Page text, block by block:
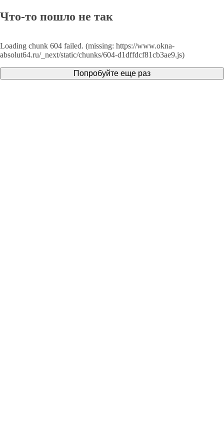
Что-то пошло не так
Loading chunk 604 failed. (missing: https://www.okna-
absolut64.ru/_next/static/chunks/604-d1dffdcf81cb3ae9.js)
Попробуйте еще раз